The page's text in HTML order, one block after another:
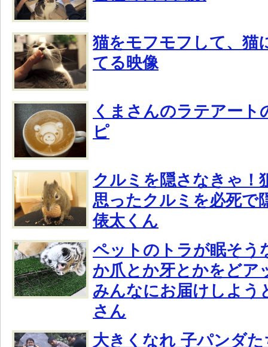
猫をモフモフして、猫
てる映像
くまさんのラテアート
ピ
クルミを隠さなきゃ！
思ったクルミを必死で
俵太くん
ペットのトラが眠そう
か爪とか牙とかをどア
みんなにお届けしよう
さん
大きくなれ 子パンダ